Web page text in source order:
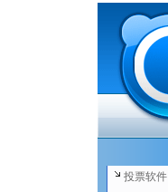
投票软件